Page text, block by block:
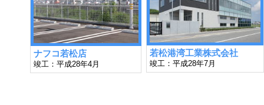
ナフコ若松店
竣工：平成28年4月
若松港湾工業株式会社
竣工：平成28年7月